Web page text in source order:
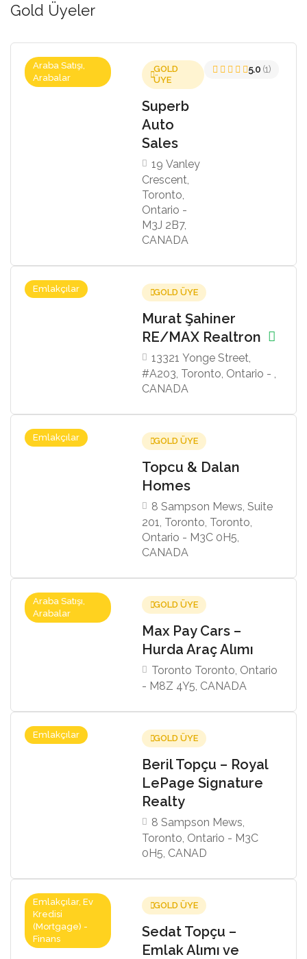
Gold Üyeler
Araba Satışı,
Arabalar
GOLD
ÜYE
Superb
Auto
Sales
19 Vanley
Crescent,
Toronto,
Ontario -
M3J 2B7,
CANADA
5.0 (1)
Emlakçılar GOLD ÜYE
Murat Şahiner
RE/MAX Realtron
13321 Yonge Street,
#A203, Toronto, Ontario - ,
CANADA
Emlakçılar GOLD ÜYE
Topcu & Dalan
Homes
8 Sampson Mews, Suite
201, Toronto, Toronto,
Ontario - M3C 0H5,
CANADA
Araba Satışı,
Arabalar
GOLD ÜYE
Max Pay Cars –
Hurda Araç Alımı
Toronto Toronto, Ontario
- M8Z 4Y5, CANADA
Emlakçılar GOLD ÜYE
Beril Topçu – Royal
LePage Signature
Realty
8 Sampson Mews,
Toronto, Ontario - M3C
0H5, CANAD
Emlakçılar, Ev
Kredisi
(Mortgage) -
Finans
GOLD ÜYE
Sedat Topçu –
Emlak Alımı ve